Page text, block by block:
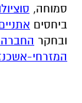
סמוחה,
ביחסים
ובחקר
המזרחי-